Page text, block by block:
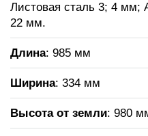
Листовая сталь 3; 4 мм;
22 мм.
Длина: 985 мм
Ширина: 334 мм
Высота от земли: 980